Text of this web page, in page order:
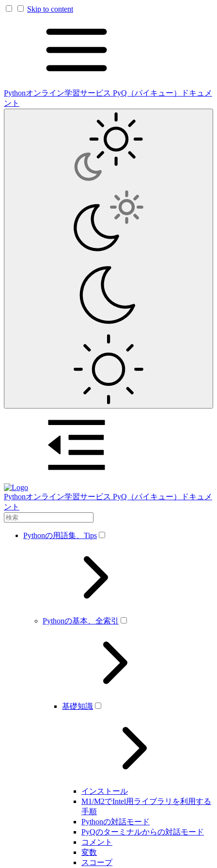
Skip to content
Pythonオンライン学習サービス PyQ（パイキュー）ドキュメ
ント
Pythonオンライン学習サービス PyQ（パイキュー）ドキュメ
ント
Pythonの用語集、Tips
Pythonの基本、全索引
基礎知識
インストール
M1/M2でIntel用ライブラリを利用する
手順
Pythonの対話モード
PyQのターミナルからの対話モード
コメント
変数
スコープ